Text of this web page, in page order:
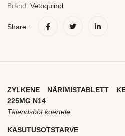
Bränd: Vetoquinol
Share :
ZYLKENE NÄRIMISTABLETT
225MG N14
Täiendsööt koertele
KASUTUSOTSTARVE